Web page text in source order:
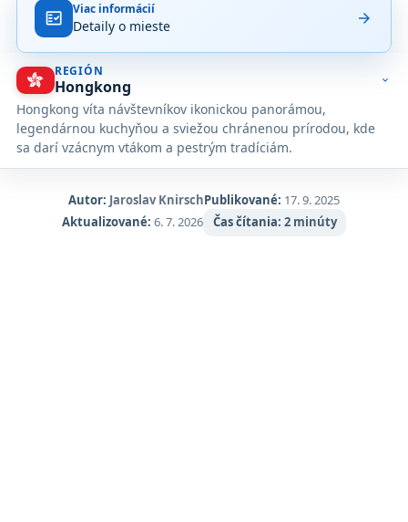
na
základe
5 956
hodnotení
na
Google
Maps.
fact_check Viac informácií
Detaily o mieste arrow_forward
REGIÓN
Hongkong
Hongkong víta návštevníkov ikonickou panorámou,
legendárnou kuchyňou a sviežou chránenou prírodou, kde
sa darí vzácnym vtákom a pestrým tradíciám.
expand_more
Autor: Jaroslav KnirschPublikované: 17. 9. 2025
Aktualizované: 6. 7. 2026 Čas čítania: 2 minúty